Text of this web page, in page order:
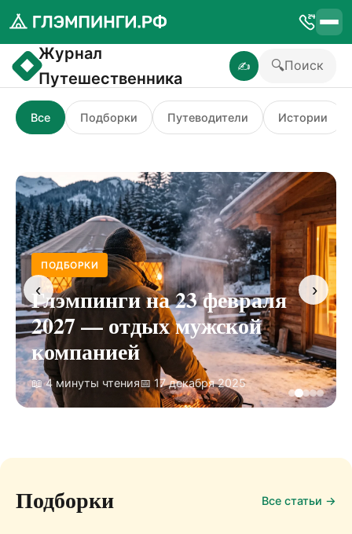
◆
Журнал
Путешественника
✍ 🔍Поиск
Все Подборки Путеводители Истории
ПОДБОРКИ
Глэмпинги на 23 февраля
2027 — отдых мужской
компанией
📖 4 минуты чтения📅 17 декабря 2025
‹ ›
Подборки Все статьи →